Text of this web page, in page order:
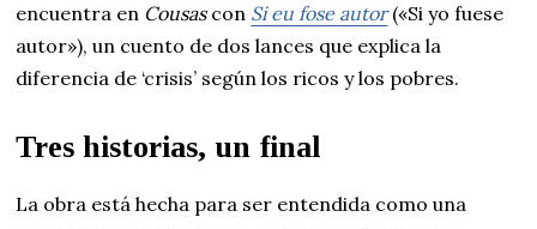
encuentra en Cousascon Si eu fose autor («Si yo fuese
autor»), un cuento de dos lances que explica la
diferencia de ‘crisis’ según los ricos y los pobres.
Tres historias, un final
La obra está hecha para ser entendida como una